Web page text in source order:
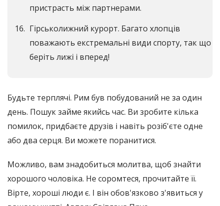
пристрасть між партнерами.
Гірськолижний курорт. Багато хлопців
поважають екстремальні види спорту, так що
беріть лижі і вперед!
Будьте терплячі. Рим був побудований не за один
день. Пошук займе якийсь час. Ви зробите кілька
помилок, придбаєте друзів і навіть розіб'єте одне
або два серця. Ви можете поранитися.
Можливо, вам знадобиться молитва, щоб знайти
хорошого чоловіка. Не соромтеся, прочитайте її.
Вірте, хороші люди є. І він обов'язково з'явиться у